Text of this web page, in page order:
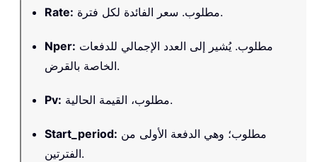
Rate: مطلوب. سعر الفائدة لكل فترة.
Nper:
الخاصة بالقرض.
Pv: مطلوب، القيمة الحالية.
Start_period:
الفترتين.